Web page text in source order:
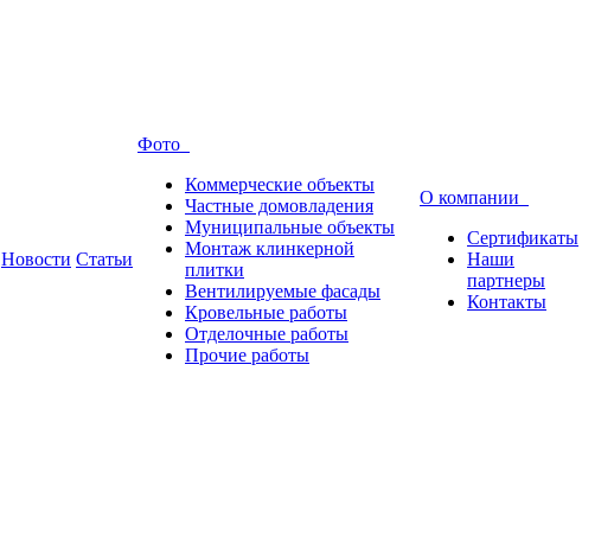
Новости Статьи
Фото
Коммерческие объекты
Частные домовладения
Муниципальные объекты
Монтаж клинкерной
плитки
Вентилируемые фасады
Кровельные работы
Отделочные работы
Прочие работы
О компании
Сертификаты
Наши
партнеры
Контакты